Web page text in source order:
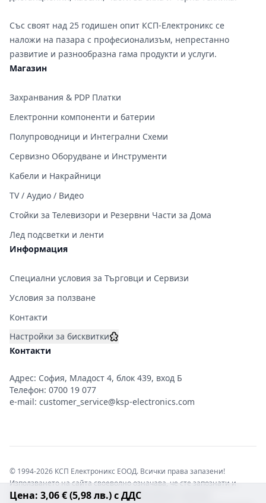
Цена: 3,06 € (5,98 лв.) с ДДС
Със своят над 25 годишен опит КСП-Електроникс се
наложи на пазара с професионализъм, непрестанно
развитие и разнообразна гама продукти и услуги.
Магазин
Захранвания & PDP Платки
Електронни компоненти и батерии
Полупроводници и Интегрални Схеми
Сервизно Оборудване и Инструменти
Кабели и Накрайници
TV / Аудио / Видео
Стойки за Телевизори и Резервни Части за Дома
Лед подсветки и ленти
Информация
Специални условия за Търговци и Сервизи
Условия за ползване
Контакти
Настройки за бисквитки
Контакти
Адрес: София, Младост 4, блок 439, вход Б
Телефон: 0700 19 077
e-mail: customer_service@ksp-electronics.com
© 1994-2026 КСП Електроникс ЕООД. Всички права запазени!
Използването на сайта своеволно означава, че сте запознати и
съгласни с правната информация обвързваща софтуера.